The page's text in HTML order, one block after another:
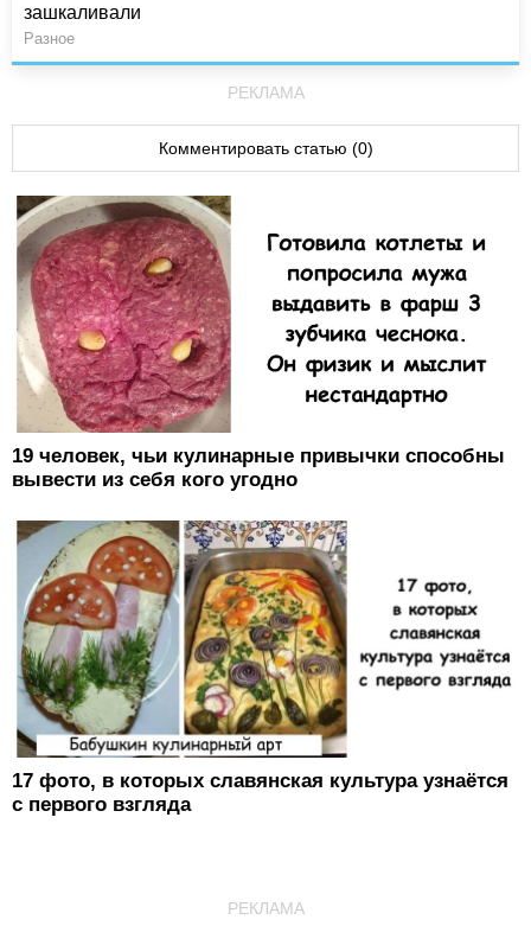
зашкаливали
Разное
РЕКЛАМА
Комментировать статью (0)
19 человек, чьи кулинарные привычки способны
вывести из себя кого угодно
17 фото, в которых славянская культура узнаётся
с первого взгляда
РЕКЛАМА